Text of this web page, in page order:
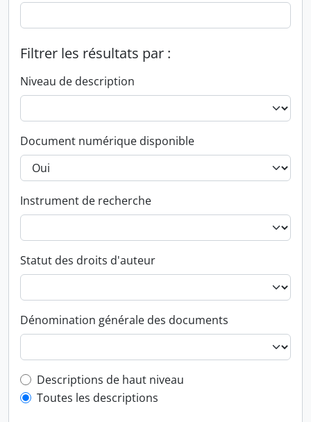
Filtrer les résultats par :
Niveau de description
Document numérique disponible
Instrument de recherche
Statut des droits d'auteur
Dénomination générale des documents
Top-level description filter
Descriptions de haut niveau
Toutes les descriptions